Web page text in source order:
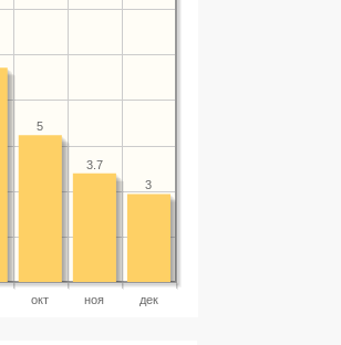
окт ноя дек
3
3.7
5